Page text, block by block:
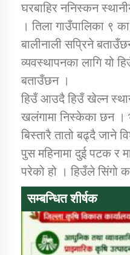
घरबाहिर ननिस्कन
। तिला गाउँपालिका ९
बालीनाली सप्रिने
व्यवस्थापनका लागि यो
बताउँछन ।
हिउँ आउदै हिउँ खेल्न
खलंगामा निस्केका छन ।
बिस्तारै तातो बढ्दै जाने
पुस महिनामा दुई पटक र
परेको हो । हिउँले सिंगो
सम्बन्धित शीर्षक